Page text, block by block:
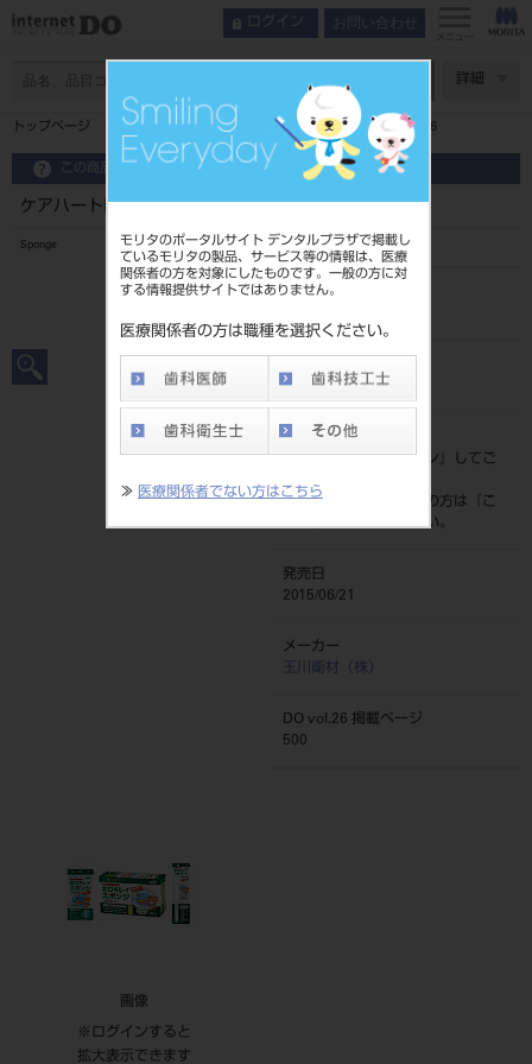
モリタのポータルサイト デンタルプラザで掲載し
ているモリタの製品、サービス等の情報は、医療
関係者の方を対象にしたものです。一般の方に対
する情報提供サイトではありません。
医療関係者の方は職種を選択ください。
≫ 医療関係者でない方はこちら
ログイン お問い合わせ
メニュー
詳細
トップページ ケアハート口腔専科 お口キレイ万能ブラシ 1本入×6
この商品に関するお問い合わせ
ケアハート口腔専科 お口キレイ万能ブラシ 1本入×6
Sponge
品目コード
4901957110117
標準価格
価格の確認は『ログイン
』してご
ネット会員登録がまだの方は『
こ
ちら』より登録ください。
発売日
2015/06/21
メーカー
玉川衛材（株）
DO vol.26 掲載ページ
500
画像
※ログインすると
拡大表示できます